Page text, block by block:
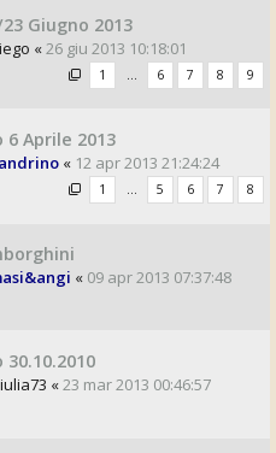
Giugno 2013
«26 giu 2013 10:18:01
1 … 6 7 8 9
Aprile 2013
« 12 apr 2013 21:24:24
1 … 5 6 7 8
« 09 apr 2013 07:37:48
«23 mar 2013 00:46:57